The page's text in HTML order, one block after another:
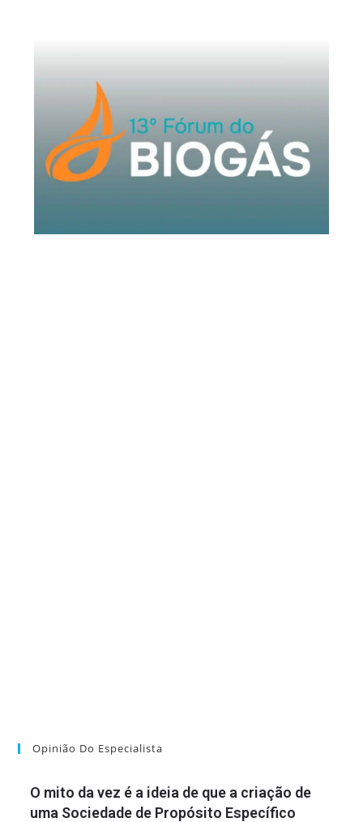
Opinião Do Especialista
O mito da vez é a ideia de que a criação de
uma Sociedade de Propósito Específico